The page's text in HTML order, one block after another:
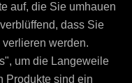
auf, die Sie umhauen
dass Sie
werden.
um die Langeweile
Produkte sind ein